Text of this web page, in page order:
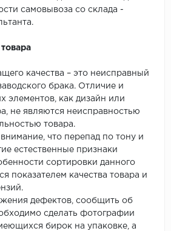
самовывоза со склада -
качества – это неисправный
брака. Отличие и
элементов, как дизайн или
не являются неисправностью
товара.
что перепад по тону и
естественные признаки
сортировки данного
показателем качества товара и
дефектов, сообщить об
сделать фотографии
бирок на упаковке, а